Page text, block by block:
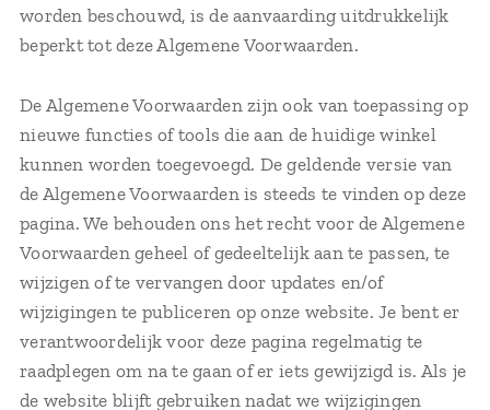
worden beschouwd, is de aanvaarding uitdrukkelijk
beperkt tot deze Algemene Voorwaarden.
De Algemene Voorwaarden zijn ook van toepassing op
nieuwe functies of tools die aan de huidige winkel
kunnen worden toegevoegd. De geldende versie van
de Algemene Voorwaarden is steeds te vinden op deze
pagina. We behouden ons het recht voor de Algemene
Voorwaarden geheel of gedeeltelijk aan te passen, te
wijzigen of te vervangen door updates en/of
wijzigingen te publiceren op onze website. Je bent er
verantwoordelijk voor deze pagina regelmatig te
raadplegen om na te gaan of er iets gewijzigd is. Als je
de website blijft gebruiken nadat we wijzigingen